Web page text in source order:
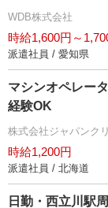
WDB株式会社
時給1,600円～
派遣社員 / 愛知県
マシンオペレー
経験OK
株式会社ジャパンク
時給1,200円
派遣社員 / 北海道
日勤・西立川駅